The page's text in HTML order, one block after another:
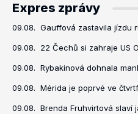
Expres zprávy
09.08. Gauffová zastavila jízdu
09.08. 22 Čechů si zahraje US
09.08. Rybakinová dohnala
09.08. Mérida je poprvé ve
09.08. Brenda Fruhvirtová slaví